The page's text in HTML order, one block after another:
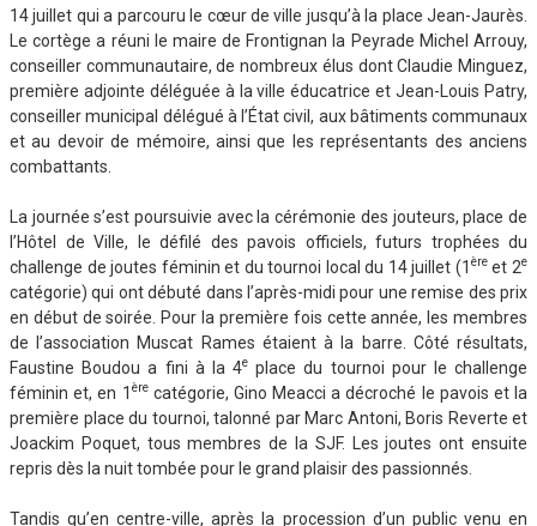
14 juillet qui a parcouru le cœur de ville jusqu’à la place Jean-Jaurès.
Le cortège a réuni le maire de Frontignan la Peyrade Michel Arrouy,
conseiller communautaire, de nombreux élus dont Claudie Minguez,
première adjointe déléguée à la ville éducatrice et Jean-Louis Patry,
conseiller municipal délégué à l’État civil, aux bâtiments communaux
et au devoir de mémoire, ainsi que les représentants des anciens
combattants.
La journée s’est poursuivie avec la cérémonie des jouteurs, place de
l’Hôtel de Ville, le défilé des pavois officiels, futurs trophées du
challenge de joutes féminin et du tournoi local du 14 juillet (1 èreet 2e
catégorie) qui ont débuté dans l’après-midi pour une remise des prix
en début de soirée. Pour la première fois cette année, les membres
de l’association Muscat Rames étaient à la barre. Côté résultats,
Faustine Boudou a fini à la 4e place du tournoi pour le challenge
féminin et, en 1 èrecatégorie, Gino Meacci a décroché le pavois et la
première place du tournoi, talonné par Marc Antoni, Boris Reverte et
Joackim Poquet, tous membres de la SJF. Les joutes ont ensuite
repris dès la nuit tombée pour le grand plaisir des passionnés.
Tandis qu’en centre-ville, après la procession d’un public venu en